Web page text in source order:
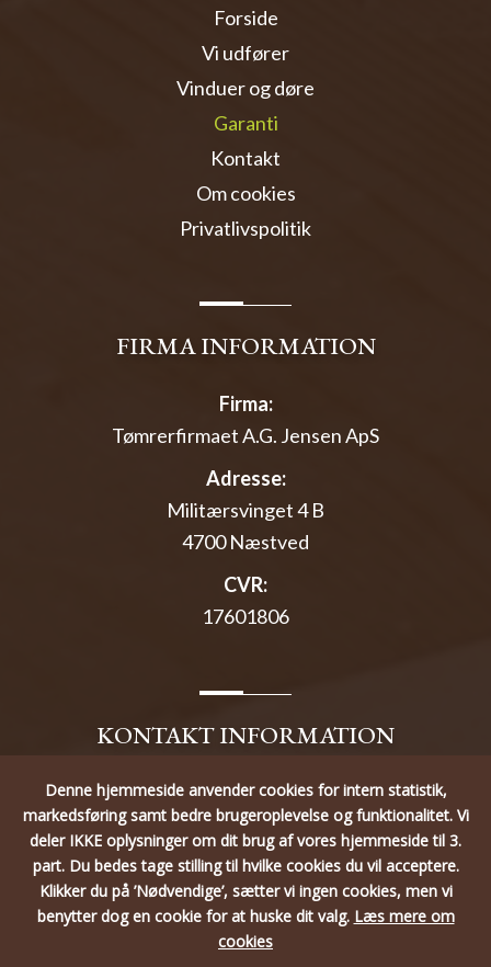
Forside
Vi udfører
Vinduer og døre
Garanti
Kontakt
Om cookies
Privatlivspolitik
FIRMA INFORMATION
Firma:
Tømrerfirmaet A.G. Jensen ApS
Adresse:
Militærsvinget 4 B
4700 Næstved
CVR:
17601806
KONTAKT INFORMATION
Telefon:
21 27 47 94
E-mail:
info@toemrerfirmaetagj.dk
Denne hjemmeside anvender cookies for intern statistik,
markedsføring samt bedre brugeroplevelse og funktionalitet. Vi
deler IKKE oplysninger om dit brug af vores hjemmeside til 3.
part.Du bedes tage stilling til hvilke cookies du vil acceptere.
Klikker du på ’Nødvendige’, sætter vi ingen cookies, men vi
benytter dog en cookie for at huske dit valg. Læs mere om
cookies